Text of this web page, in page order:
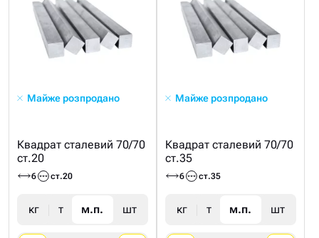
Майже розпродано
Квадрат сталевий 70/70
ст.20
6 ст.20
кг т м.п. шт
Майже розпродано
Квадрат сталевий 70/70
ст.35
6 ст.35
кг т м.п. шт